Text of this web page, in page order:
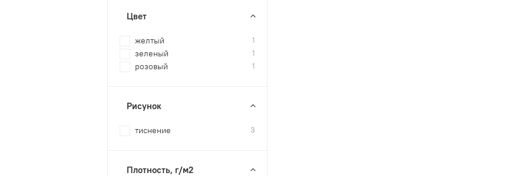
Цвет
желтый 1
зеленый 1
розовый 1
Рисунок
тиснение 3
Плотность, г/м2